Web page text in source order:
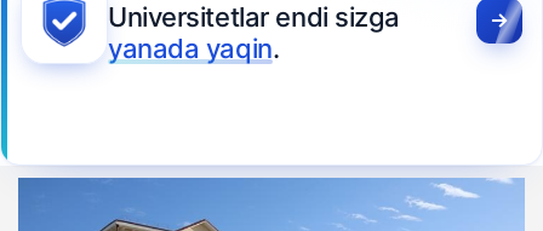
Universitetlar endi sizga
yanada yaqin.